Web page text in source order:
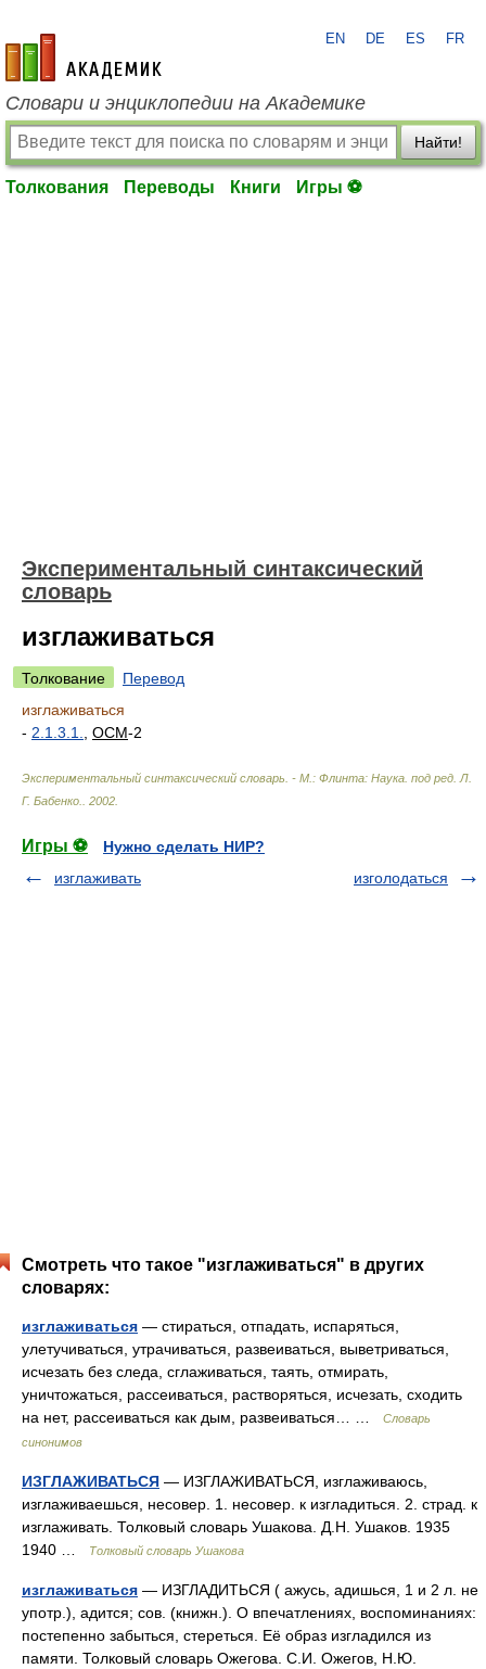
academic.ru
EN DE ES FR
Словари и энциклопедии на Академике
Найти!
Толкования Переводы Книги Игры ⚽
Экспериментальный синтаксический
словарь
изглаживаться
Толкование
Перевод
изглаживаться
- 2.1.3.1. ОСМ-2
Экспериментальный синтаксический словарь. - М.: Флинта: Наука под ред. Л.
Г. Бабенко.
2002
Игры ⚽
Нужно сделать НИР?
изглаживать
изголодаться
Смотреть что такое "изглаживаться" в других
словарях:
изглаживаться — стираться, отпадать, испаряться,
улетучиваться, утрачиваться, развеиваться, выветриваться,
исчезать без следа, сглаживаться, таять, отмирать,
уничтожаться, рассеиваться, растворяться, исчезать, сходить
на нет, рассеиваться как дым, развеиваться… …
Словарь
синонимов
ИЗГЛАЖИВАТЬСЯ — ИЗГЛАЖИВАТЬСЯ, изглаживаюсь,
изглаживаешься, несовер. 1. несовер. к изгладиться. 2. страд. к
изглаживать. Толковый словарь Ушакова. Д.Н. Ушаков. 1935
1940 …
Толковый словарь Ушакова
изглаживаться — ИЗГЛАДИТЬСЯ ( ажусь, адишься, 1 и 2 л. не
употр.), адится; сов. (книжн.). О впечатлениях, воспоминаниях:
постепенно забыться, стереться. Её образ изгладился из
памяти. Толковый словарь Ожегова. С.И. Ожегов, Н.Ю.